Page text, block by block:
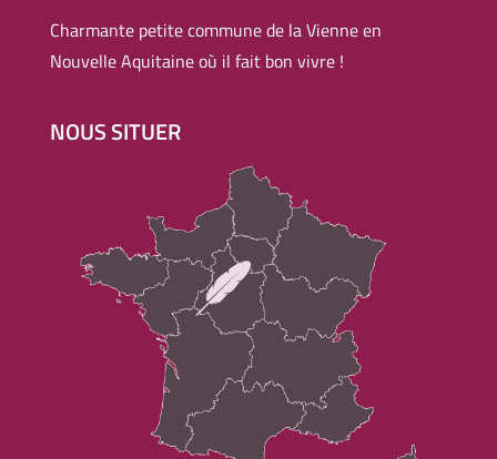
Charmante petite commune de la Vienne en
Nouvelle Aquitaine où il fait bon vivre !
NOUS SITUER